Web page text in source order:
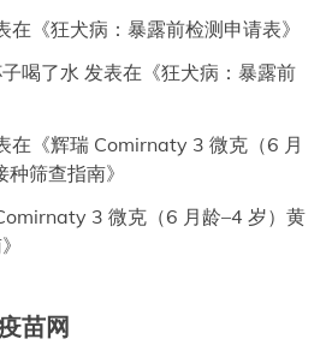
在《狂犬病：暴露前检测申请表》
喝了水 发表在《狂犬病：暴露前
在《辉瑞 Comirnaty 3 微克（6 月
种筛查指南》
3 微克（6 月龄–4 岁）黄
》
苗网